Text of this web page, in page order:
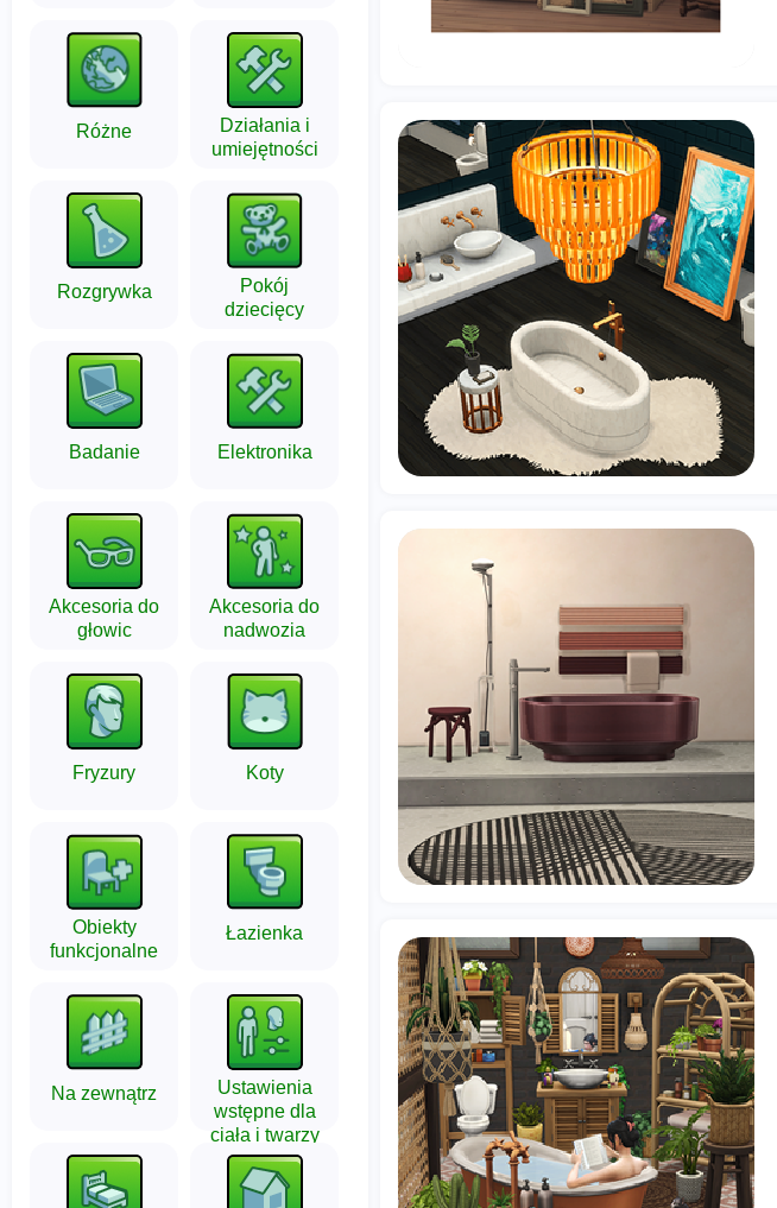
Różne
Działania i
umiejętności
Rozgrywka
Pokój
dziecięcy
Badanie Elektronika
Akcesoria do
głowic
Akcesoria do
nadwozia
Fryzury Koty
Obiekty
funkcjonalne
Łazienka
Na zewnątrz
Ustawienia
wstępne dla
ciała i twarzy